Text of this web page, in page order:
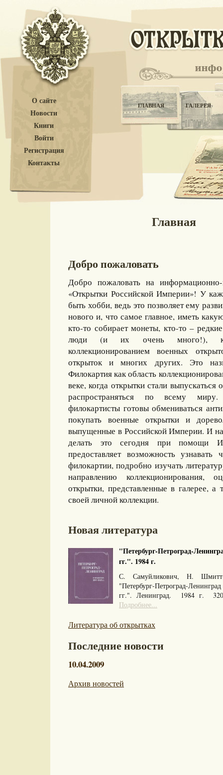
О сайте
Новости
Книги
Войти
Регистрация
Контакты
ГЛАВНАЯ ГАЛЕРЕЯ
Главная
Добро пожаловать
Добро пожаловать на информационно-
«Открытки Российской Империи»! У
быть хобби, ведь это позволяет ему
нового и, что самое главное, иметь
кто-то собирает монеты, кто-то –
люди (и их очень много!),
коллекционированием военных
открыток и многих других. Это
Филокартия как область
веке, когда открытки стали
распространяться по всему
филокартисты готовы обмениваться
покупать военные открытки и
выпущенные в Российской Империи. И
делать это сегодня при помощи
предоставляет возможность
филокартии, подробно изучать
направлению коллекционирования,
открытки, представленные в галерее, а
своей личной коллекции.
Новая литература
"Петербург-Петроград-
гг.". 1984 г.
С. Самуйликович, Н.
"Петербург-Петроград-
гг.". Ленинград. 1984 г.
Подробнее...
Литература об открытках
Последние новости
10.04.2009
Архив новостей